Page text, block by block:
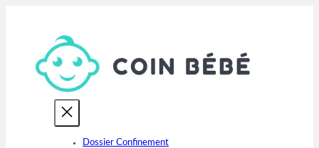
contenu
Dossier Confinement